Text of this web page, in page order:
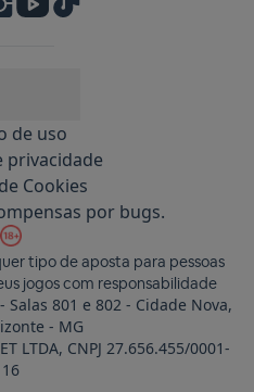
de uso
privacidade
Cookies
por bugs.
tipo de aposta para pessoas
jogos com responsabilidade
801 e 802 - Cidade Nova,
- MG
LTDA, CNPJ 27.656.455/0001-
16